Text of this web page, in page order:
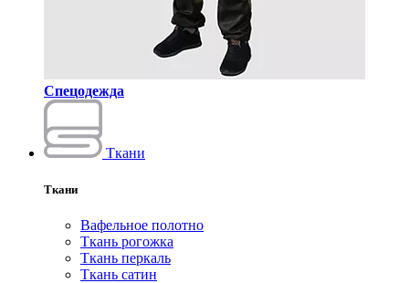
Спецодежда
Ткани
Ткани
Вафельное полотно
Ткань рогожка
Ткань перкаль
Ткань сатин